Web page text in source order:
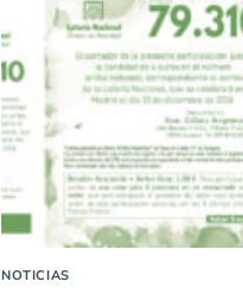
NOTICIAS